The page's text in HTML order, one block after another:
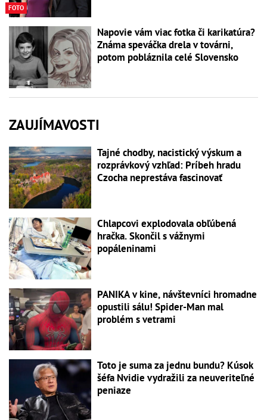
FOTO
Napovie vám viac fotka či karikatúra?
Známa speváčka drela v továrni,
potom pobláznila celé Slovensko
ZAUJÍMAVOSTI
Tajné chodby, nacistický výskum a
rozprávkový vzhľad: Príbeh hradu
Czocha neprestáva fascinovať
Chlapcovi explodovala obľúbená
hračka. Skončil s vážnymi
popáleninami
PANIKA v kine, návštevníci hromadne
opustili sálu! Spider-Man mal
problém s vetrami
Toto je suma za jednu bundu? Kúsok
šéfa Nvidie vydražili za neuveriteľné
peniaze